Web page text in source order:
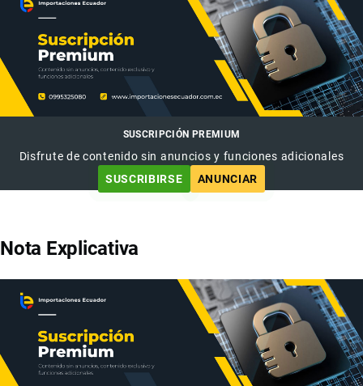
SUSCRIPCIÓN PREMIUM
Disfrute de contenido sin anuncios y funciones adicionales
SUSCRIBIRSE
ANUNCIAR
Nota Explicativa